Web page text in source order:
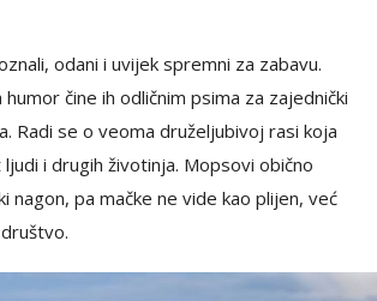
odani i uvijek spremni za zabavu.
čine ih odličnim psima za zajednički
Radi se o veoma druželjubivoj rasi koja
i drugih životinja. Mopsovi obično
nagon, pa mačke ne vide kao plijen, već